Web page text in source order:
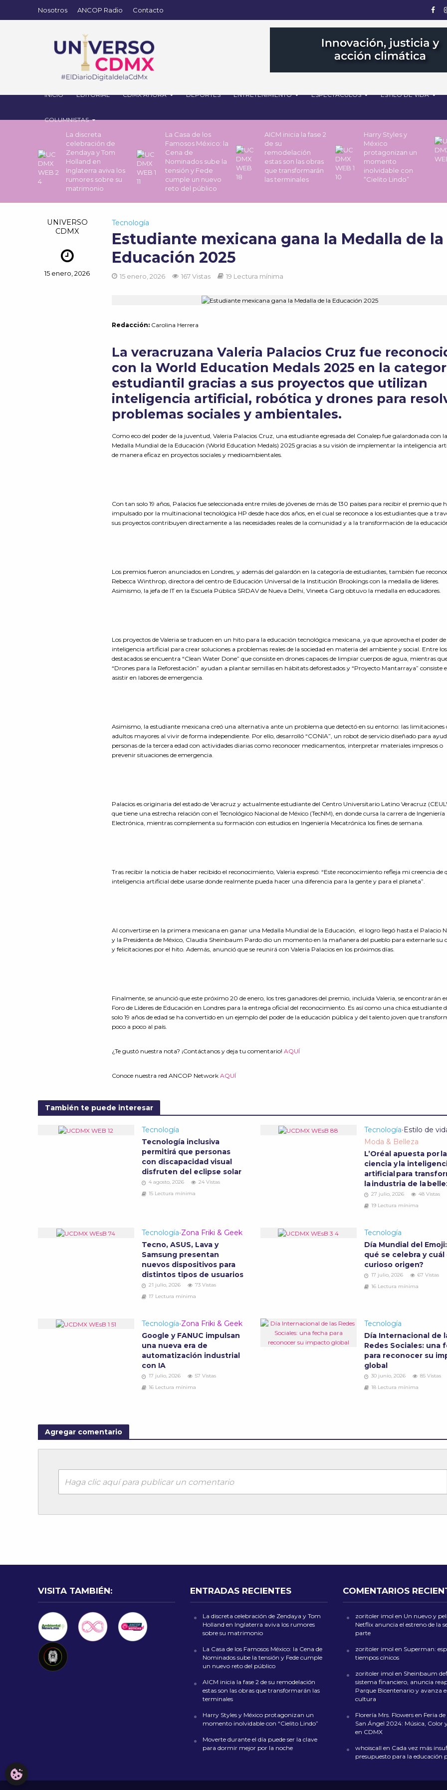
Nosotros ANCOP Radio Contacto
INICIO EDITORIAL CDMX AHORA DEPORTES ENTRETENIMIENTO ESPECTÁCULOS ESTILO DE VIDA
COLUMNISTAS
La discreta
celebración de
Zendaya y Tom
Holland en
Inglaterra aviva los
rumores sobre su
matrimonio
La Casa de los
Famosos México: la
Cena de
Nominados sube la
tensión y Fede
cumple un nuevo
reto del público
AICM inicia la fase 2
de su
remodelación
estas son las obras
que transformarán
las terminales
Harry Styles y
México
protagonizan un
momento
inolvidable con
“Cielito Lindo”
UNIVERSO
CDMX
15 enero, 2026
Tecnología
Estudiante mexicana gana la Medalla de la
Educación 2025
15 enero, 2026 167 Vistas 19 Lectura mínima
Redacción: Carolina Herrera
La veracruzana Valeria Palacios Cruz fue
con laWorld Education Medals 2025 en la
estudiantil gracias a sus proyectos que utilizan
inteligencia artificial, robótica y drones para
problemas sociales y ambientales.
Como eco del poder de la juventud, Valeria Palacios Cruz, una estudiante egresada del Conalep fue galardonada con la
Medalla Mundial de la Educación (World Education Medals) 2025 gracias a su visión de implementar la inteligencia
de manera eficaz en proyectos sociales y medioambientales.
Con tan solo 19 años, Palacios fue seleccionada entre miles de jóvenes de más de 130 países para recibir el premio que
impulsado por la multinacional tecnológica HP desde hace dos años, en el cual se reconoce a los estudiantes que a
sus proyectos contribuyen directamente a las necesidades reales de la comunidad y a la transformación de la
Los premios fueron anunciados en Londres, y además del galardón en la categoría de estudiantes, también fue
Rebecca Winthrop, directora del centro de Educación Universal de la Institución Brookings con la medalla de líderes.
Asimismo, la jefa de IT en la Escuela Pública SRDAV de Nueva Delhi, Vineeta Garg obtuvo la medalla en educadores.
Los proyectos de Valeria se traducen en un hito para la educación tecnológica mexicana, ya que aprovecha el poder de
inteligencia artificial para crear soluciones a problemas reales de la sociedad en materia del ambiente y social. Entre
destacados se encuentra “Clean Water Done” que consiste en drones capaces de limpiar cuerpos de agua, mientras
“Drones para la Reforestación” ayudan a plantar semillas en hábitats deforestados y “Proyecto Mantarraya” consiste
asistir en labores de emergencia.
Asimismo, la estudiante mexicana creó una alternativa ante un problema que detectó en su entorno: las limitaciones
adultos mayores al vivir de forma independiente. Por ello, desarrolló “CONIA”, un robot de servicio diseñado para
personas de la tercera edad con actividades diarias como reconocer medicamentos, interpretar materiales impresos o
prevenir situaciones de emergencia.
Palacios es originaria del estado de Veracruz y actualmente estudiante del Centro Universitario Latino Veracruz
que tiene una estrecha relación con el Tecnológico Nacional de México (TecNM), en donde cursa la carrera de Ingeniería
Electrónica, mientras complementa su formación con estudios en Ingeniería Mecatrónica los fines de semana.
Tras recibir la noticia de haber recibido el reconocimiento, Valeria expresó: “Este reconocimiento refleja mi creencia de
inteligencia artificial debe usarse donde realmente pueda hacer una diferencia para la gente y para el planeta”.
Al convertirse en la primera mexicana en ganar una Medalla Mundial de la Educación, el logro llegó hasta el Palacio
y la Presidenta de México, Claudia Sheinbaum Pardo dio un momento en la mañanera del pueblo para externarle su
y felicitaciones por el hito. Además, anunció que se reunirá con Valeria Palacios en los próximos días.
Finalmente, se anunció que este próximo 20 de enero, los tres ganadores del premio, incluida Valeria, se encontrarán
Foro de Líderes de Educación en Londres para la entrega oficial del reconocimiento. Es así como una chica estudiante
solo 19 años de edad se ha convertido en un ejemplo del poder de la educación pública y del talento joven que
poco a poco al país.
¿Te gustó nuestra nota? ¡Contáctanos y deja tu comentario!AQUÍ
Conoce nuestra red ANCOP NetworkAQUÍ
También te puede interesar
Tecnología
Tecnología inclusiva
permitirá que personas
con discapacidad visual
disfruten del eclipse solar
4 agosto, 2026
24 Vistas
15 Lectura mínima
Tecnología• Estilo de
Moda & Belleza
L’Oréal apuesta por la
ciencia y la
artificial para
la industria de la
27 julio, 2026
48 Vistas
19 Lectura mínima
Tecnología•Zona Friki & Geek
Tecno, ASUS, Lava y
Samsung presentan
nuevos dispositivos para
distintos tipos de usuarios
21 julio, 2026
73 Vistas
17 Lectura mínima
Tecnología
Día Mundial del
qué se celebra y cuál
curioso origen?
17 julio, 2026
67 Vistas
16 Lectura mínima
Tecnología•Zona Friki & Geek
Google y FANUC impulsan
una nueva era de
automatización industrial
con IA
17 julio, 2026
57 Vistas
16 Lectura mínima
Tecnología
Día Internacional de
Redes Sociales: una
para reconocer su
global
30 junio, 2026
85 Vistas
18 Lectura mínima
Agregar comentario
Haga clic aquí para publicar un comentario
VISITA TAMBIÉN: ENTRADAS RECIENTES
La discreta celebración de Zendaya y Tom
Holland en Inglaterra aviva los rumores
sobre su matrimonio
La Casa de los Famosos México: la Cena de
Nominados sube la tensión y Fede cumple
un nuevo reto del público
AICM inicia la fase 2 de su remodelación
estas son las obras que transformarán las
terminales
Harry Styles y México protagonizan un
momento inolvidable con “Cielito Lindo”
Moverte durante el día puede ser la clave
para dormir mejor por la noche
COMENTARIOS
zoritoler imol en Un nuevo y
Netflix anuncia el estreno de la
parte
zoritoler imol en Superman:
tiempos cínicos
zoritoler imol en Sheinbaum
sistema financiero, anuncia
Parque Bicentenario y avanza
cultura
Florería Mrs. Flowers en Feria
San Ángel 2024: Música, Color
en CDMX
whoiscall en Cada vez más
presupuesto para la educación
CONFIGURACIÓN DE COOKIES